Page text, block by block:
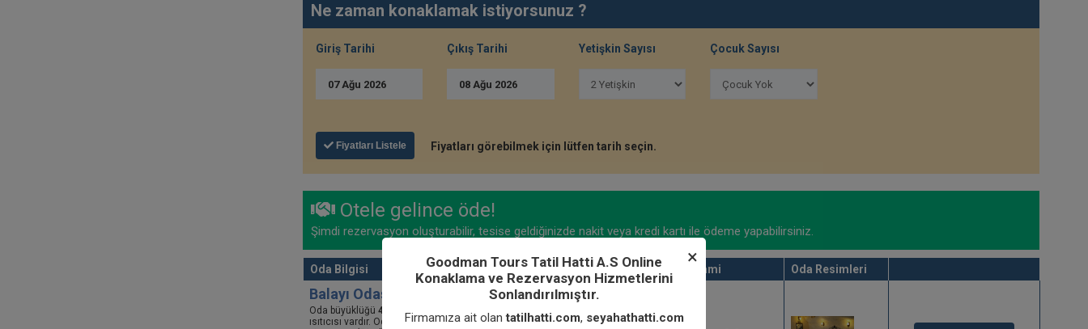
Ne zaman konaklamak istiyorsunuz ?
Giriş Tarihi
07Ağu 2026
Çıkış Tarihi
08 Ağu 2026
Yetişkin Sayısı Çocuk Sayısı
Fiyatları Listele Fiyatları görebilmek için lütfen tarih seçin.
Otele gelince öde!
Şimdi rezervasyon oluşturabilir, tesise geldiğinizde nakit veya kredi kartı ile ödeme yapabilirsiniz.
Oda Bilgisi Azami Oda Resimleri
Balayı Odası
Oda büyüklüğü 45 M
. Bu çift kişilik odada ses yalıtımı, spa küveti ve elektrikli su
ısıtıcısı vardır. Odada şu imkanlar sunulmaktadır: * Özel oda dekoru * Ücretsiz bir
×
Goodman Tours Tatil Hatti A.S Online
Konaklama ve Rezervasyon Hizmetlerini
Sonlandırılmıştır.
Firmamıza ait olantatilhatti.com, seyahathatti.com